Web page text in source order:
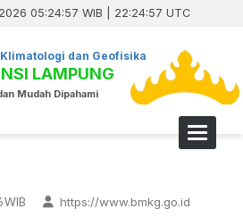
05:24:58 WIB | 22:24:58 UTC
dan Geofisika
LAMPUNG
Mudah Dipahami
Toggle
WIB https://www.bmkg.go.id